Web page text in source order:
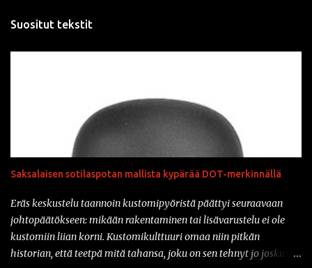
Suositut tekstit
Saksalaisen sotilaspotan mallista kypärää DOT-merkinnällä
Eräs keskustelu taannoin kustomipyöristä päättyi seuraavaan
johtopäätökseen: mikään rakentaminen tai lisävarustelu ei ole
kustomiin liian korni. Kustomikulttuuri omaa niin pitkän
historian, että teetpä mitä tahansa, joku on sen tehnyt jo joskus